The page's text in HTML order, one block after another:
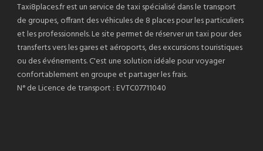
Taxi8places.fr est un service de taxi spécialisé dans le transport
de groupes, offrant des véhicules de 8 places pour les particuliers
et les professionnels. Le site permet de réserver un taxi pour des
transferts vers les gares et aéroports, des excursions touristiques
ou des événements. C'est une solution idéale pour voyager
confortablement en groupe et partager les frais.
N° de Licence de transport : EVTC07711040